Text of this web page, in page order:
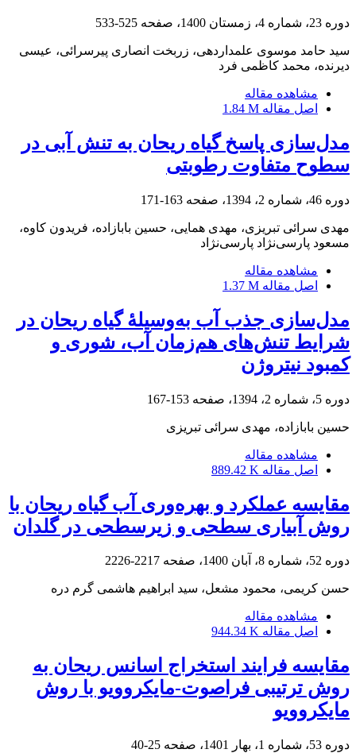
دوره 23، شماره 4، زمستان 1400، صفحه 525-533
سید حامد موسوی علمداردهی، زربخت انصاری پیرسرائی، عیسی
دیرنده، محمد کاظمی فرد
مشاهده مقاله
اصل مقاله 1.84 M
مدل‌سازی پاسخ گیاه ریحان به تنش آبی در
سطوح متفاوت رطوبتی
دوره 46، شماره 2، 1394، صفحه 163-171
مهدی سرائی تبریزی، مهدی همایی، حسین بابازاده، فریدون کاوه،
مسعود پارسی‌نژاد پارسی‌نژاد
مشاهده مقاله
اصل مقاله 1.37 M
مدل‌سازی جذب آب به‌وسیلۀ گیاه ریحان در
شرایط تنش‌های هم‌زمان آب، شوری و
کمبود نیتروژن
دوره 5، شماره 2، 1394، صفحه 153-167
حسین بابازاده، مهدی سرائی تبریزی
مشاهده مقاله
اصل مقاله 889.42 K
مقایسه عملکرد و بهره‌وری آب گیاه ریحان با
روش آبیاری سطحی و زیرسطحی در گلدان
دوره 52، شماره 8، آبان 1400، صفحه 2217-2226
حسن کریمی، محمود مشعل، سید ابراهیم هاشمی گرم دره
مشاهده مقاله
اصل مقاله 944.34 K
مقایسه فرایند استخراج اسانس ریحان به
روش ترتیبی فراصوت-مایکروویو با روش
مایکروویو
دوره 53، شماره 1، بهار 1401، صفحه 25-40